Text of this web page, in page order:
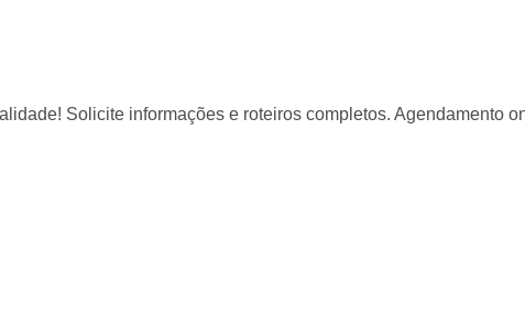
Solicite informações e roteiros completos. Agendamento